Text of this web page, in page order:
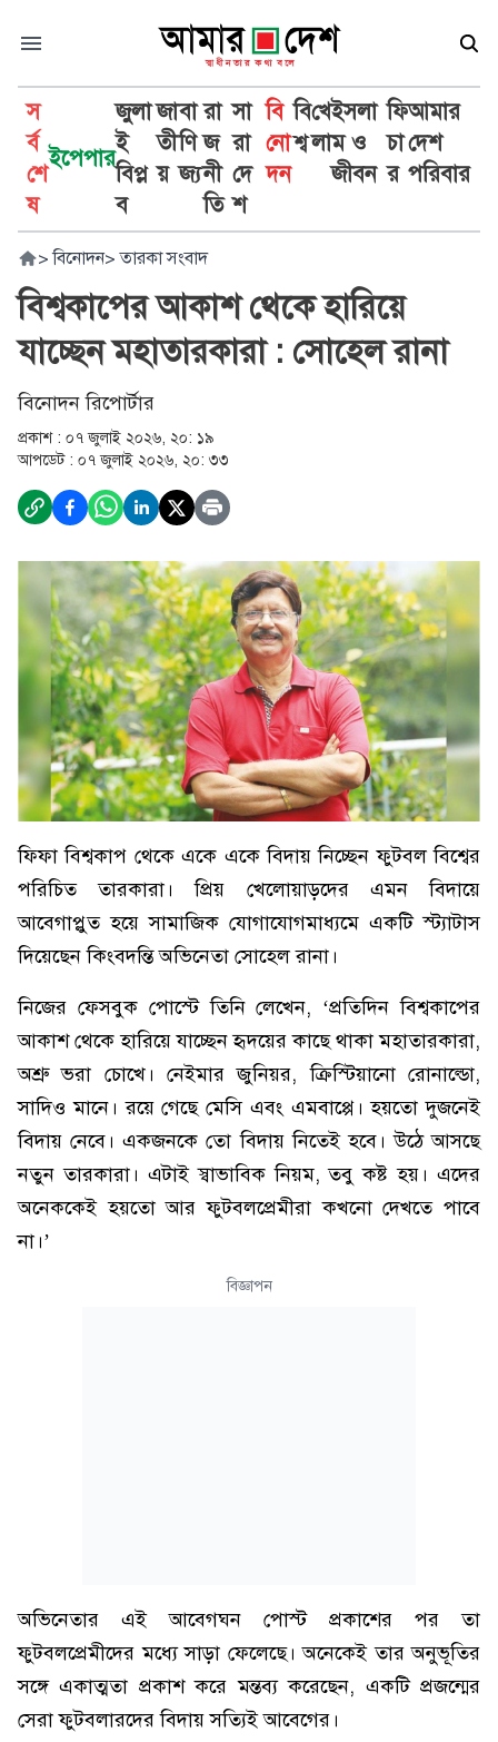
স
র্ব
শে
ষ
ইপেপার
জুলা
ই
বিপ্ল
ব
জা
তী
য়
বা
ণি
জ্য
রা
জ
নী
তি
সা
রা
দে
শ
বি
নো
দন
বি
শ্ব
খে
লা
ইসলা
ম ও
জীবন
ফি
চা
র
আমার
দেশ
পরিবার
> বিনোদন> তারকা সংবাদ
বিশ্বকাপের আকাশ থেকে হারিয়ে
যাচ্ছেন মহাতারকারা : সোহেল রানা
বিনোদন রিপোর্টার
প্রকাশ : ০৭ জুলাই ২০২৬, ২০: ১৯
আপডেট : ০৭ জুলাই ২০২৬, ২০: ৩৩
ফিফা বিশ্বকাপ থেকে একে একে বিদায় নিচ্ছেন ফুটবল বিশ্বের
পরিচিত তারকারা। প্রিয় খেলোয়াড়দের এমন বিদায়ে
আবেগাপ্লুত হয়ে সামাজিক যোগাযোগমাধ্যমে একটি স্ট্যাটাস
দিয়েছেন কিংবদন্তি অভিনেতা সোহেল রানা।
নিজের ফেসবুক পোস্টে তিনি লেখেন, ‘প্রতিদিন বিশ্বকাপের
আকাশ থেকে হারিয়ে যাচ্ছেন হৃদয়ের কাছে থাকা মহাতারকারা,
অশ্রু ভরা চোখে। নেইমার জুনিয়র, ক্রিস্টিয়ানো রোনাল্ডো,
সাদিও মানে। রয়ে গেছে মেসি এবং এমবাপ্পে। হয়তো দুজনেই
বিদায় নেবে। একজনকে তো বিদায় নিতেই হবে। উঠে আসছে
নতুন তারকারা। এটাই স্বাভাবিক নিয়ম, তবু কষ্ট হয়। এদের
অনেককেই হয়তো আর ফুটবলপ্রেমীরা কখনো দেখতে পাবে
না।’
বিজ্ঞাপন
অভিনেতার এই আবেগঘন পোস্ট প্রকাশের পর তা
ফুটবলপ্রেমীদের মধ্যে সাড়া ফেলেছে। অনেকেই তার অনুভূতির
সঙ্গে একাত্মতা প্রকাশ করে মন্তব্য করেছেন, একটি প্রজন্মের
সেরা ফুটবলারদের বিদায় সত্যিই আবেগের।